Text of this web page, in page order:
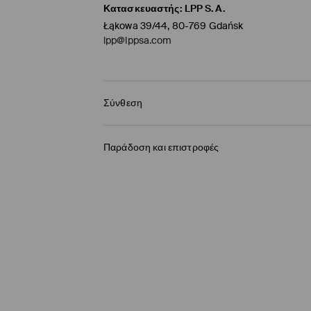
Κατασκευαστής: LPP S.A.
Łąkowa 39/44, 80-769 Gdańsk
lpp@lppsa.com
Σύνθεση
Παράδοση και επιστροφές